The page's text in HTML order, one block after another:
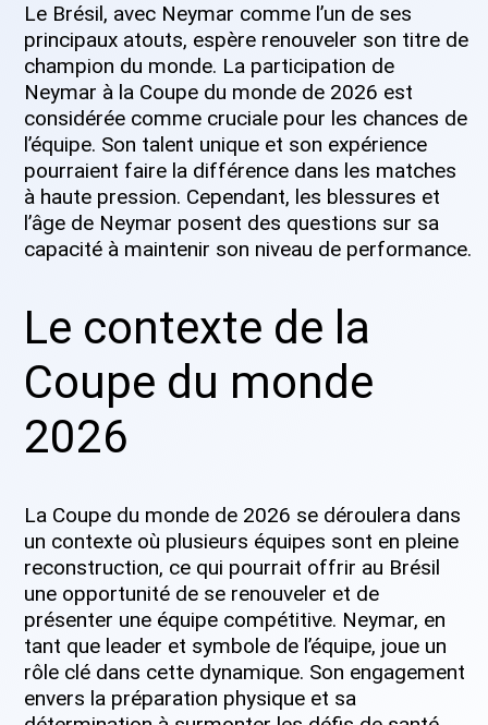
Le Brésil, avec Neymar comme l’un de ses
principaux atouts, espère renouveler son titre de
champion du monde. La participation de
Neymar à la Coupe du monde de 2026 est
considérée comme cruciale pour les chances de
l’équipe. Son talent unique et son expérience
pourraient faire la différence dans les matches
à haute pression. Cependant, les blessures et
l’âge de Neymar posent des questions sur sa
capacité à maintenir son niveau de performance.
Le contexte de la
Coupe du monde
2026
La Coupe du monde de 2026 se déroulera dans
un contexte où plusieurs équipes sont en pleine
reconstruction, ce qui pourrait offrir au Brésil
une opportunité de se renouveler et de
présenter une équipe compétitive. Neymar, en
tant que leader et symbole de l’équipe, joue un
rôle clé dans cette dynamique. Son engagement
envers la préparation physique et sa